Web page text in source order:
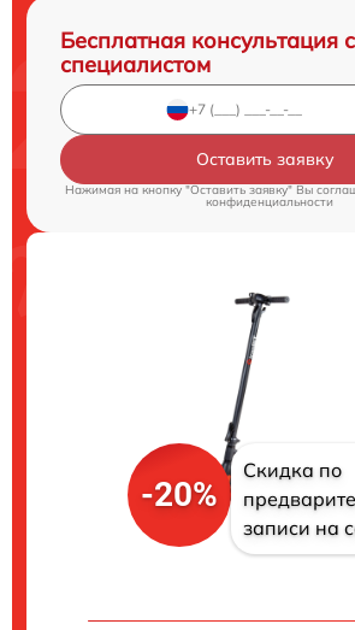
Бесплатная консультация
специалистом
Оставить заявку
Нажимая на кнопку "Оставить заявку" Вы
конфиденциальности
-20%
Скидка по
записи на